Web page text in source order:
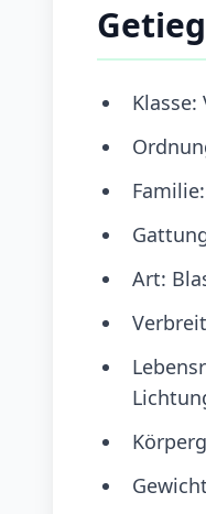
Klasse:
Art: